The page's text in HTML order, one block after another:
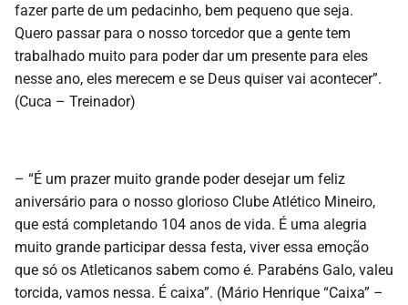
fazer parte de um pedacinho, bem pequeno que seja.
Quero passar para o nosso torcedor que a gente tem
trabalhado muito para poder dar um presente para eles
nesse ano, eles merecem e se Deus quiser vai acontecer”.
(Cuca – Treinador)
– “É um prazer muito grande poder desejar um feliz
aniversário para o nosso glorioso Clube Atlético Mineiro,
que está completando 104 anos de vida. É uma alegria
muito grande participar dessa festa, viver essa emoção
que só os Atleticanos sabem como é. Parabéns Galo, valeu
torcida, vamos nessa. É caixa”. (Mário Henrique “Caixa” –